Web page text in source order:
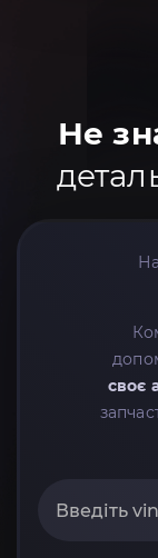
Не
своє